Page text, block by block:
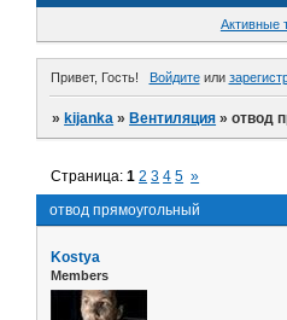
Активные
Привет, Гость! Войдитеили
»kijanka »Вентиляция »отвод
отвод прямоугольный
Страница:1 2 3 4 5 »
Kostya
Members